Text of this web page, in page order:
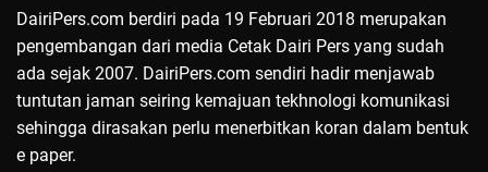
DairiPers.com berdiri pada 19 Februari 2018 merupakan
pengembangan dari media Cetak Dairi Pers yang sudah
ada sejak 2007. DairiPers.com sendiri hadir menjawab
tuntutan jaman seiring kemajuan tekhnologi komunikasi
sehingga dirasakan perlu menerbitkan koran dalam bentuk
e paper.